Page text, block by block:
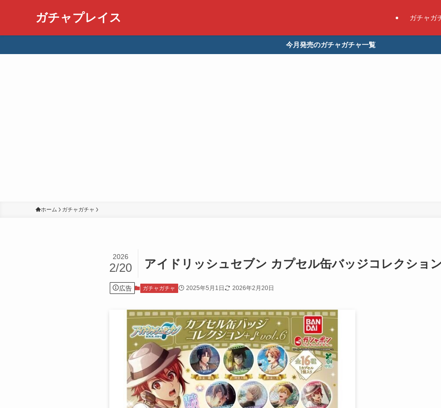
ガチャプレイス ガチャガ
今月発売のガチャガチャ一覧
ホーム ガチャガチャ
アイドリッシュセブン カプセル缶バッジコレクショ
2026
2/20
広告 ガチャガチャ 2025年5月1日 2026年2月20日